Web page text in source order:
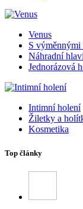
Venus
S výměnnými
Náhradní
Jednorázová
Intimní holení
Žiletky a
Kosmetika
Top články